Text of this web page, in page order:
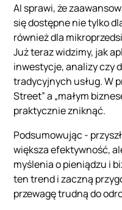
AI sprawi, że
się dostępne nie tylko
również dla
Już teraz widzimy, jak
inwestycje, analizy czy
tradycyjnych usług. W
Street” a „małym
praktycznie zniknąć.
Podsumowując -
większa efektywność,
myślenia o pieniądzu i
ten trend i zaczną
przewagę trudną do